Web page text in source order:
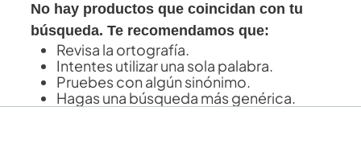
No hay productos que coincidan con tu
búsqueda. Te recomendamos que:
Revisa la ortografía.
Intentes utilizar una sola palabra.
Pruebes con algún sinónimo.
Hagas una búsqueda más genérica.